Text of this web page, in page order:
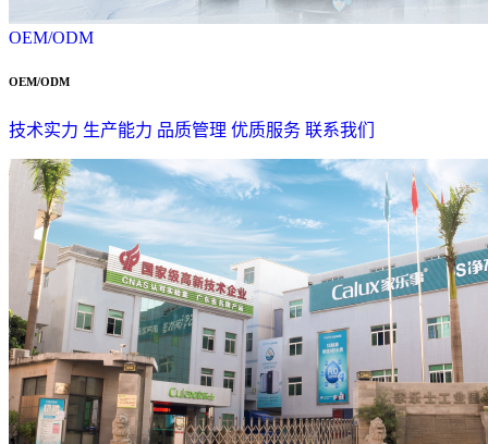
OEM/ODM
OEM/ODM
技术实力 生产能力 品质管理 优质服务 联系我们